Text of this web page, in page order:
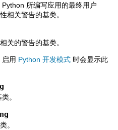
所编写应用的最终用户
相关警告的基类。
关的警告的基类。
用 Python 开发模式 时会显示此
。
。